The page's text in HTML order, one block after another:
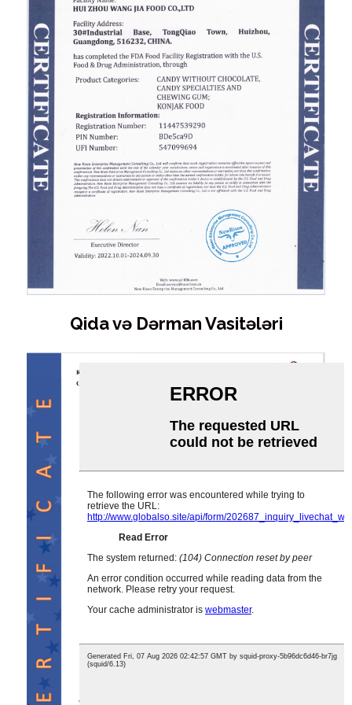
Qida və Dərman Vasitələri